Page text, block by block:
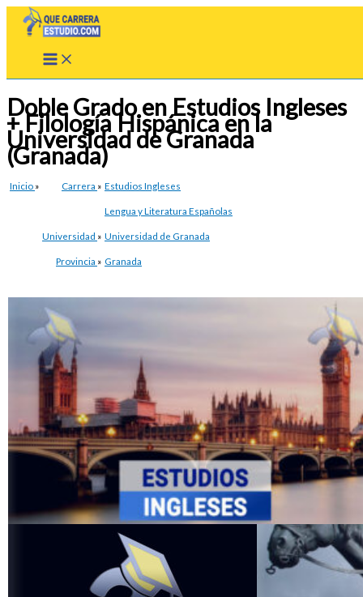
Doble Grado en Estudios Ingleses
+ Filología Hispánica en la
Universidad de Granada
(Granada)
Inicio » Carrera » Estudios Ingleses
Lengua y Literatura Españolas
Universidad » Universidad de Granada
Provincia » Granada